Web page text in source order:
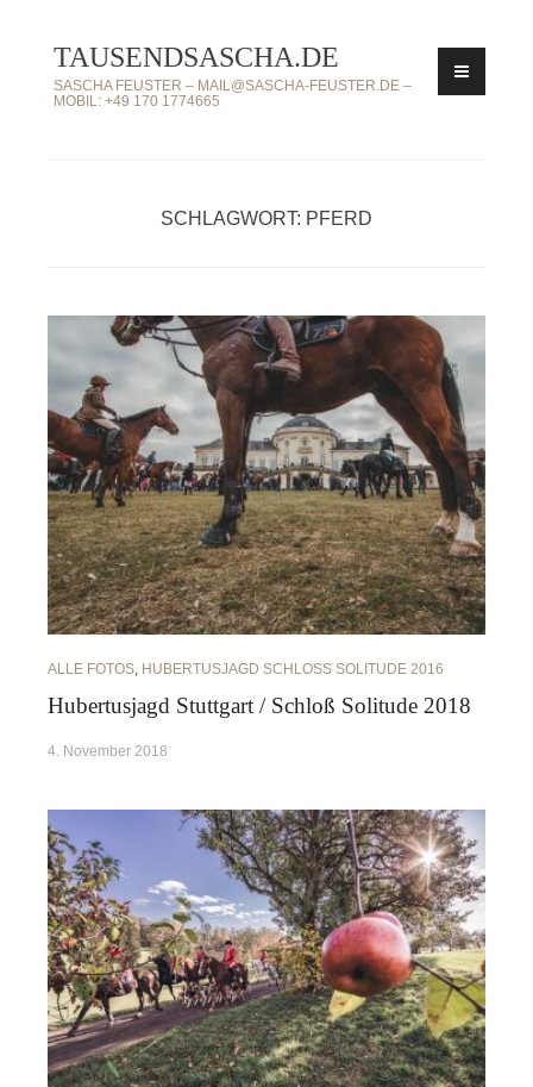
Inhalt
springen
TAUSENDSASCHA.DE
SASCHA FEUSTER – MAIL@SASCHA-FEUSTER.DE –
MOBIL: +49 170 1774665
SCHLAGWORT: PFERD
ALLE FOTOS HUBERTUSJAGD SCHLOSS SOLITUDE 2016
Hubertusjagd Stuttgart / Schloß Solitude 2018
4. November 2018